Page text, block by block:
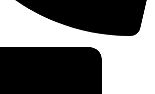
Экономика